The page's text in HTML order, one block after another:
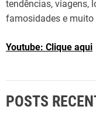
tendências, viagens,
famosidades e muito
Youtube: Clique aqui
POSTS